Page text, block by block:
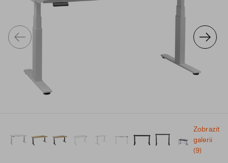
Zobrazit
galerii
(9)